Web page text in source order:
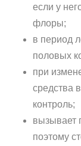
если у
флоры;
в период
половых
при
средства
контроль;
вызывает
поэтому